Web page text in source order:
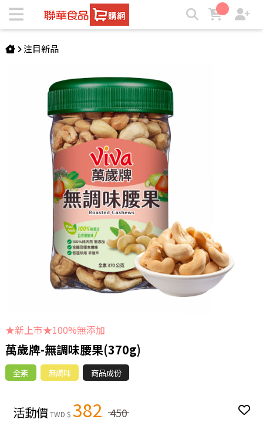
萬歲牌-無調味腰果(370g) | ★聯華食品e購網★
注目新品
★新上市★100%無添加
萬歲牌-無調味腰果(370g)
全素 無調味 商品成份
活動價TWD $ 382 450